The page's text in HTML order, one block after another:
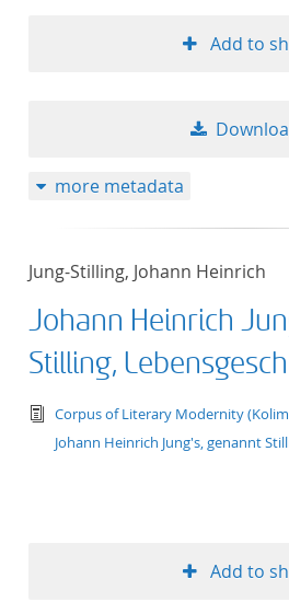
Add to
more metadata
Jung-Stilling, Johann Heinrich
Johann Heinrich
Stilling,
text/
Corpus of Literary Modernity
Johann Heinrich Jung's, genannt
Add to